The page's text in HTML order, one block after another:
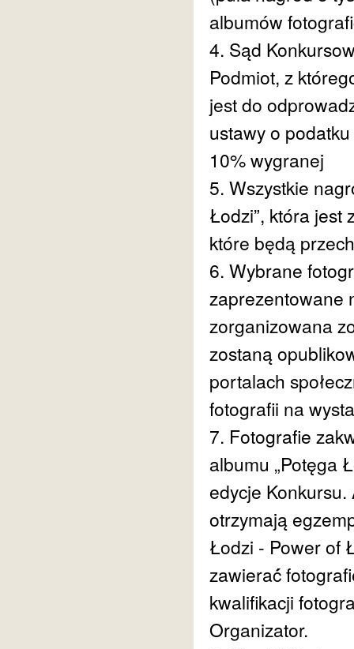
albumów
4. Sąd
Podmiot, z
jest do
ustawy o
10% wygranej
5. Wszystkie
Łodzi”, która jest
które będą
6. Wybrane
zaprezentowane
zorganizowana
zostaną
portalach
fotografii na
7. Fotografie
albumu „Potęga
edycje
otrzymają
Łodzi - Power of
zawierać́
kwalifikacji
Organizator.